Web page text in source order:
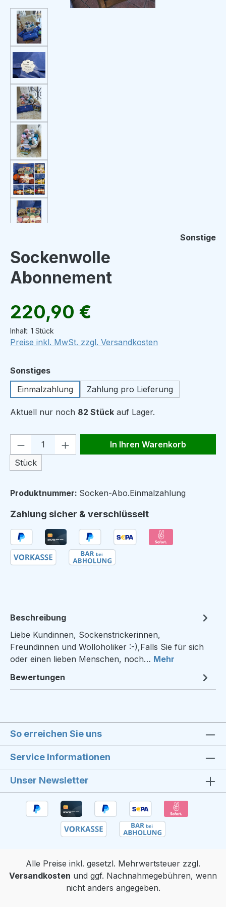
Sonstige
Sockenwolle
Abonnement
Regulärer Preis:
220,90 €
Inhalt: 1 Stück
Preise inkl. MwSt. zzgl. Versandkosten
Sonstigesauswählen
Einmalzahlung
Zahlung pro Lieferung
Aktuell nur noch 82 Stück auf Lager.
Produkt Anzahl: Gib den
Stück
In Ihren Warenkorb
Produktnummer: Socken-Abo.Einmalzahlung
Zahlung sicher & verschlüsselt
Beschreibung
Liebe Kundinnen, Sockenstrickerinnen,
Freundinnen und Wolloholiker :-),Falls Sie für sich
oder einen lieben Menschen, noch… Mehr
Bewertungen
So erreichen Sie uns
Service Informationen
Unser Newsletter
Alle Preise inkl. gesetzl. Mehrwertsteuer zzgl.
Versandkosten und ggf. Nachnahmegebühren, wenn
nicht anders angegeben.